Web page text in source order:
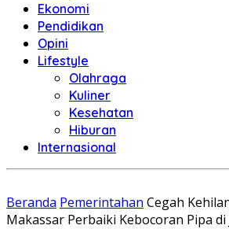
Ekonomi
Pendidikan
Opini
Lifestyle
Olahraga
Kuliner
Kesehatan
Hiburan
Internasional
Beranda Pemerintahan Cegah
Makassar Perbaiki Kebocoran Pipa